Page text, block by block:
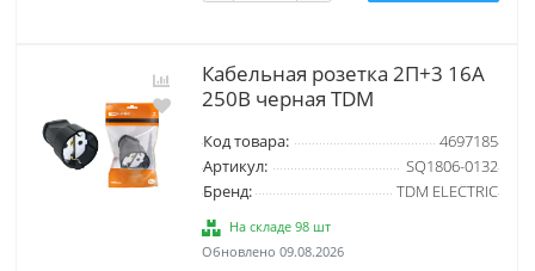
Кабельная розетка 2П+3 16А
250B черная TDM
Код товара:
4697185
Артикул:
SQ1806-0132
Бренд:
TDM ELECTRIC
На складе 98 шт
Обновлено 09.08.2026